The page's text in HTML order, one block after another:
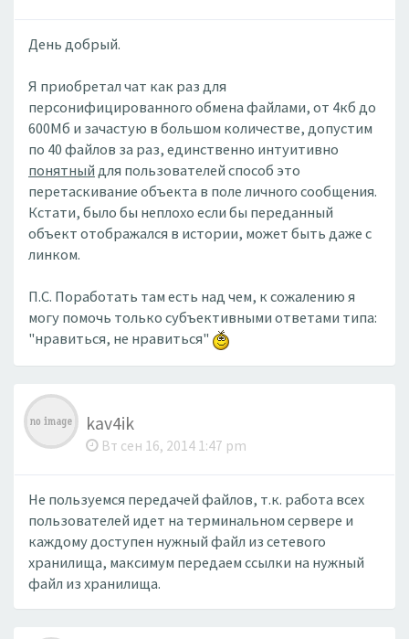
День добрый.
Я приобретал чат как раз для
персонифицированного обмена файлами, от 4кб до
600Мб и зачастую в большом количестве, допустим
по 40 файлов за раз, единственно интуитивно
понятныйдля пользователей способ это
перетаскивание объекта в поле личного сообщения.
Кстати, было бы неплохо если бы переданный
объект отображался в истории, может быть даже с
линком.
П.С. Поработать там есть над чем, к сожалению я
могу помочь только субъективными ответами типа:
"нравиться, не нравиться"
kav4ik
Вт сен 16, 2014 1:47 pm
Не пользуемся передачей файлов, т.к. работа всех
пользователей идет на терминальном сервере и
каждому доступен нужный файл из сетевого
хранилища, максимум передаем ссылки на нужный
файл из хранилища.